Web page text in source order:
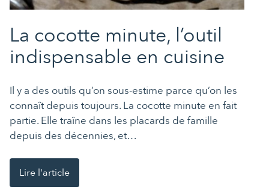
La cocotte minute, l’outil
indispensable en cuisine
Il y a des outils qu’on sous-estime parce qu’on les
connaît depuis toujours. La cocotte minute en fait
partie. Elle traîne dans les placards de famille
depuis des décennies, et…
Lire l'article